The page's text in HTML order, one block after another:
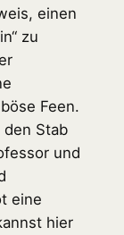
einen
zu
Feen.
Stab
und
eine
hier